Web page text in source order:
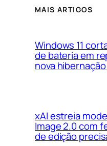
MAIS ARTIGOS
Windows 11
de bateria em
nova
xAI estreia
Image 2.0 com
de edição